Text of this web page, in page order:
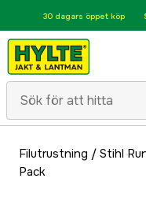
30 dagars öppet köp
Filutrustning / Stihl
Pack